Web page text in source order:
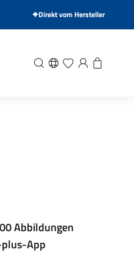
Direkt vom Hersteller
Suche Wunschliste
Anmelden
Abbildungen
plus-App